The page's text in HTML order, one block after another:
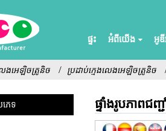
ផ្ទះ អំពីយើង អូ
េងអេឡិចត្រូនិច ប្រដាប់ក្មេងលេងអេឡិចត្រូនិច
ភេទ ផ្ទាំងរូបភាពជញ្ជ